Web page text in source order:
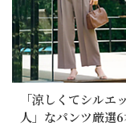
「涼しくてシルエ
人」なパンツ厳選